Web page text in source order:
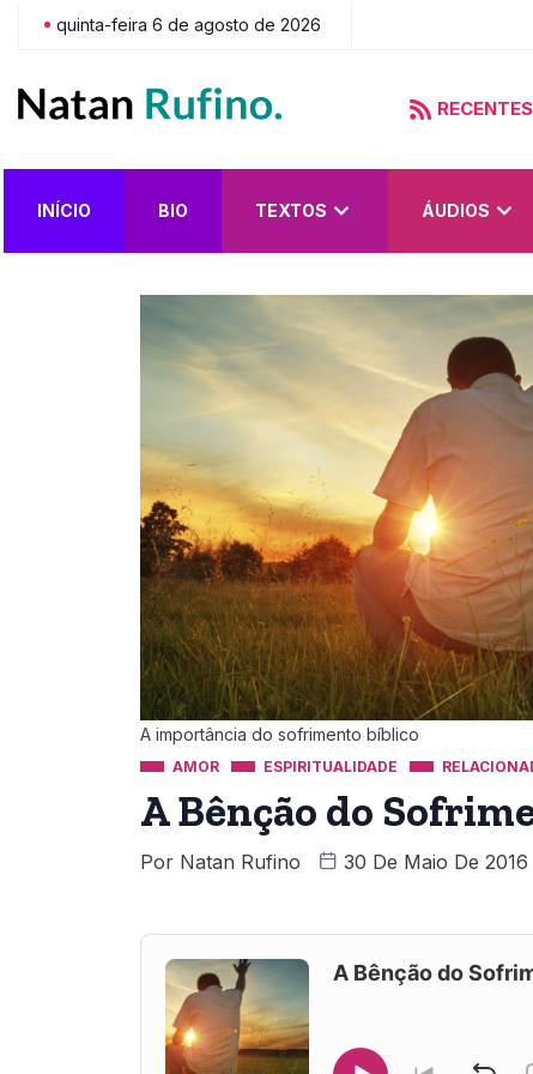
quinta-feira 6 de agosto de 2026
RECENTES
INÍCIO BIO TEXTOS ÁUDIOS
A importância do sofrimento bíblico
AMOR ESPIRITUALIDADE
A Bênção do
Por Natan Rufino 30 De Maio De 2016
Audio
Player
A Bênção do